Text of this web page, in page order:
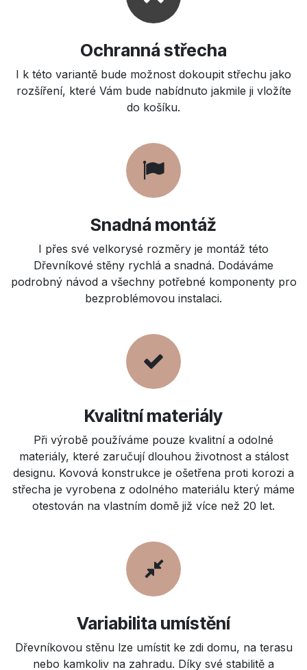
Ochranná střecha
I k této variantě bude možnost dokoupit střechu jako
rozšíření, které Vám bude nabídnuto jakmile ji vložíte
do košíku.
Snadná montáž
I přes své velkorysé rozměry je montáž této
Dřevníkové stěny rychlá a snadná. Dodáváme
podrobný návod a všechny potřebné komponenty pro
bezproblémovou instalaci.
Kvalitní materiály
Při výrobě používáme pouze kvalitní a odolné
materiály, které zaručují dlouhou životnost a stálost
designu. Kovová konstrukce je ošetřena proti korozi a
střecha je vyrobena z odolného materiálu který máme
otestován na vlastním domě již více než 20 let.
Variabilita umístění
Dřevníkovou stěnu lze umístit ke zdi domu, na terasu
nebo kamkoliv na zahradu. Díky své stabilitě a